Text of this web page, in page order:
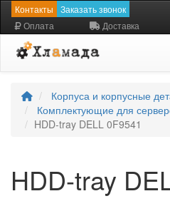
Контакты Заказать звонок
Оплата Доставка
Корпуса и корпусные
Комплектующие для
HDD-tray DELL 0F9541
HDD-tray